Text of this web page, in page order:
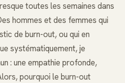
toutes les semaines dans
hommes et des femmes qui
de burn-out, ou qui en
systématiquement, je
: une empathie profonde,
pourquoi le burn-out